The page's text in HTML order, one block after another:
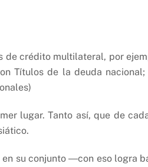
crédito multilateral, por
Títulos de la deuda
lugar. Tanto así, que de
su conjunto ―con eso logra